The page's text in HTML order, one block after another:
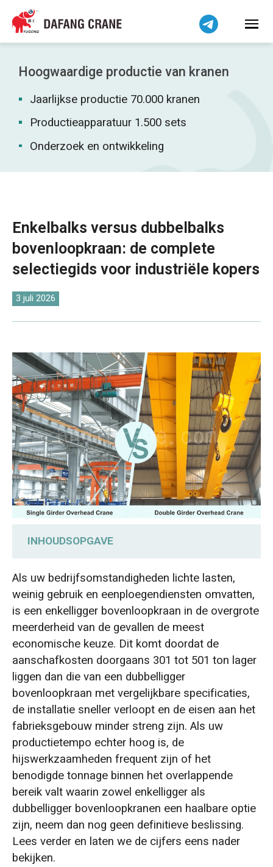
Hoogwaardige productie van kranen
Jaarlijkse productie 70.000 kranen
Productieapparatuur 1.500 sets
Onderzoek en ontwikkeling
Enkelbalks versus dubbelbalks
bovenloopkraan: de complete
selectiegids voor industriële kopers
3 juli 2026
INHOUDSOPGAVE
Het werkelijke verschil in wiellast
Wanneer een bovenloopkraan met enkele
ligger de slimmere keuze is
De totale eigendomskosten (TCO) van
bovenloopkranen bepalen wat u moet
kopen.
I-balk versus kokerbalk: wat het type balk
betekent voor uw kraankeuze
Wat gebeurt er als je het fout doet: 5
veelgemaakte selectiefouten
Fout 1: Uitsluitend focussen op tonnage en de
gebruiksklasse negeren
Fout 2: Vasthouden aan het idee dat "groter
Als uw bedrijfsomstandigheden lichte lasten,
weinig gebruik en eenploegendiensten omvatten,
is een enkelligger bovenloopkraan in de overgrote
meerderheid van de gevallen de meest
economische keuze. Dit komt doordat de
aanschafkosten doorgaans 301 tot 501 ton lager
liggen dan die van een dubbelligger
bovenloopkraan met vergelijkbare specificaties,
de installatie sneller verloopt en de eisen aan het
fabrieksgebouw minder streng zijn. Als uw
productietempo echter hoog is, de
hijswerkzaamheden frequent zijn of het
benodigde tonnage binnen het overlappende
bereik valt waarin zowel enkelligger als
dubbelligger bovenloopkranen een haalbare optie
zijn, neem dan nog geen definitieve beslissing.
Lees verder en laten we de cijfers eens nader
bekijken.
Bahasa Indonesia
Bahasa Melayu
Tiếng Việt
简体中文
فارسی
Pilipino
اردو
Kiswahili
Dansk
Norsk
O‘zbekcha